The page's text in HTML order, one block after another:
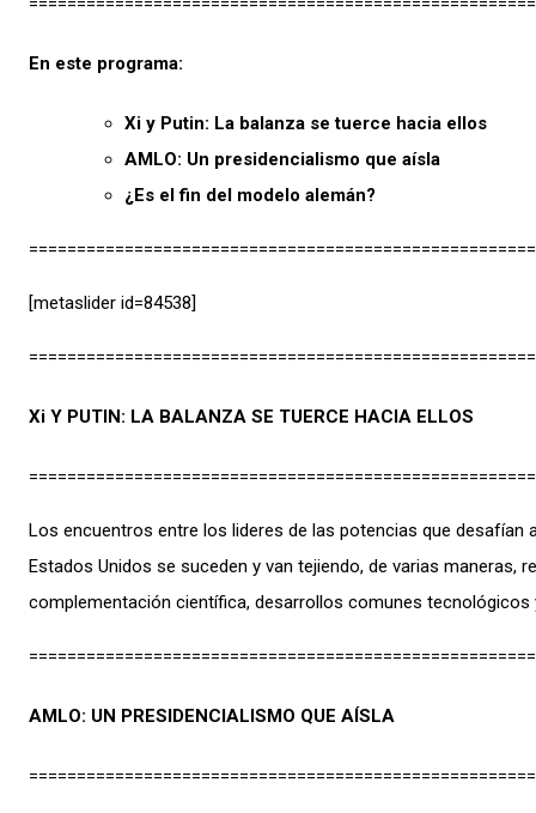
En este programa:
Xi y Putin: La balanza se tuerce hacia ellos
AMLO: Un presidencialismo que aísla
¿Es el fin del modelo alemán?
[metaslider id=84538]
Xi Y PUTIN: LA BALANZA SE TUERCE HACIA ELLOS
Los encuentros entre los lideres de las potencias que desafían
Estados Unidos se suceden y van tejiendo, de varias maneras,
complementación científica, desarrollos comunes tecnológicos
AMLO: UN PRESIDENCIALISMO QUE AÍSLA